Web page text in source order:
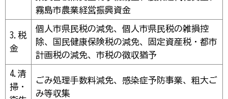
霧島市農業経営振興資金
3.税
金
個人市県民税の減免、個人市県民税の雑損控
除、国民健康保険税の減免、固定資産税・都市
計画税の減免、市税の徴収猶予
4.清
掃・
ごみ処理手数料減免、感染症予防事業、粗大ご
み等収集